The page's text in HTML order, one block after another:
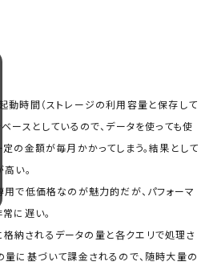
動時間（ストレージの利用容量と保存して
ベースとしているので、データを使っても使
定の金額が毎月かかってしまう。結果として
い。
用で低価格なのが魅力的だが、パフォーマ
に遅い。
納されるデータの量と各クエリで処理さ
量に基づいて課金されるので、随時大量の